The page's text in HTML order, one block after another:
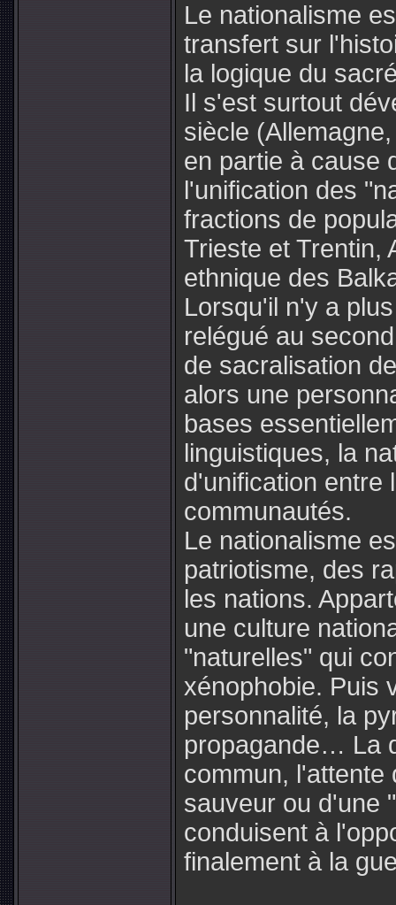
Le nationalisme
transfert sur
la logique du
Il s'est surtout
siècle
en partie à cause
l'unification des
fractions de
Trieste et Trentin,
ethnique des
Lorsqu'il n'y a
relégué au
de sacralisation
alors une
bases
linguistiques, la
d'unification entre
communautés.
Le nationalisme
patriotisme, des
les nations.
une culture
"naturelles" qui
xénophobie. Puis
personnalité, la
propagande… La
commun, l'attente
sauveur ou d'une
conduisent à
finalement à la